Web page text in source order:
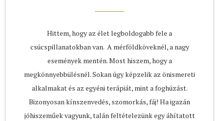
Hittem, hogy az élet legboldogabb fele a
csúcspillanatokban van. A mérföldköveknél, a nagy
események mentén. Most hiszem, hogy a
megkönnyebbülésnél. Sokan úgy képzelik az önismereti
alkalmakat és az egyéni terápiát, mint a foghúzást.
Bizonyosan kínszenvedés, szomorkás, fáj! Ha igazán
jóhiszeműek vagyunk, talán feltételezünk egy áhítatott